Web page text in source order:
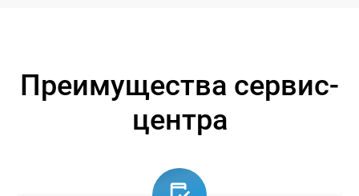
Преимущества сервис-
центра